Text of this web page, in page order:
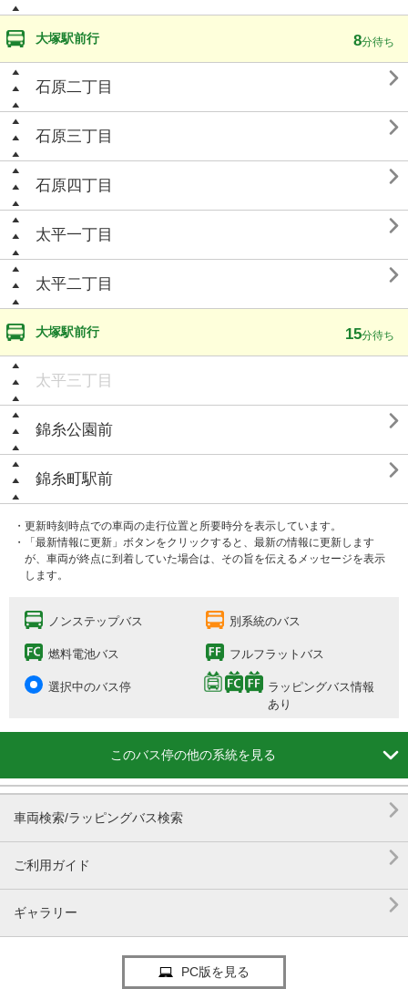
大塚駅前行 8分待ち
石原二丁目 
石原三丁目 
石原四丁目 
太平一丁目 
太平二丁目 
大塚駅前行 15分待ち
太平三丁目
錦糸公園前 
錦糸町駅前 
・更新時刻時点での車両の走行位置と所要時分を表示しています。
・「最新情報に更新」ボタンをクリックすると、最新の情報に更新します
が、車両が終点に到着していた場合は、その旨を伝えるメッセージを表示
します。
ノンステップバス 別系統のバス
燃料電池バス フルフラットバス
選択中のバス停
ラッピングバス情報
あり
このバス停の他の系統を見る 
車両検索/ラッピングバス検索 
ご利用ガイド 
ギャラリー 
PC版を見る